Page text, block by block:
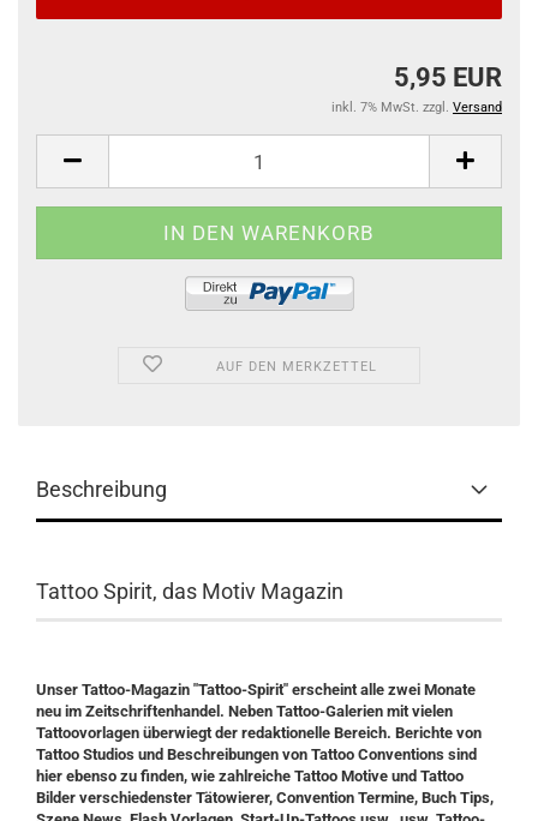
5,95 EUR
inkl. 7% MwSt. zzgl. Versand
AUF DEN MERKZETTEL
Beschreibung
Tattoo Spirit, das Motiv Magazin
Unser Tattoo-Magazin "Tattoo-Spirit" erscheint alle zwei Monate
neu im Zeitschriftenhandel. Neben Tattoo-Galerien mit vielen
Tattoovorlagen überwiegt der redaktionelle Bereich. Berichte von
Tattoo Studios und Beschreibungen von Tattoo Conventions sind
hier ebenso zu finden, wie zahlreiche Tattoo Motive und Tattoo
Bilder verschiedenster Tätowierer, Convention Termine, Buch Tips,